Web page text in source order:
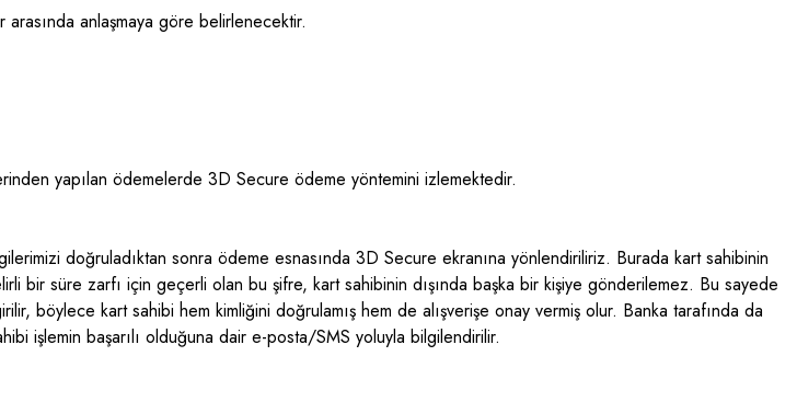
arasında anlaşmaya göre belirlenecektir.
yapılan ödemelerde 3D Secure ödeme yöntemini izlemektedir.
doğruladıktan sonra ödeme esnasında 3D Secure ekranına yönlendiriliriz. Burada kart sahibinin
bir süre zarfı için geçerli olan bu şifre, kart sahibinin dışında başka bir kişiye gönderilemez. Bu sayede
böylece kart sahibi hem kimliğini doğrulamış hem de alışverişe onay vermiş olur. Banka tarafında da
işlemin başarılı olduğuna dair e-posta/SMS yoluyla bilgilendirilir.